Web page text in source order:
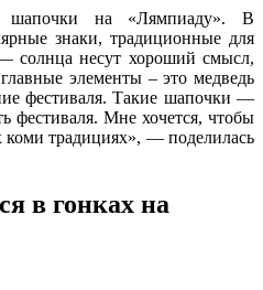
на «Лямпиаду». В
знаки, традиционные для
солнца несут хороший смысл,
элементы – это медведь
фестиваля. Такие шапочки —
фестиваля. Мне хочется, чтобы
традициях», — поделилась
в гонках на